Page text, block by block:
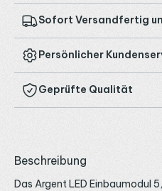
Sofort Versandfertig
Persönlicher
Geprüfte Qualität
Beschreibung
Das Argent LED Einbaumodul